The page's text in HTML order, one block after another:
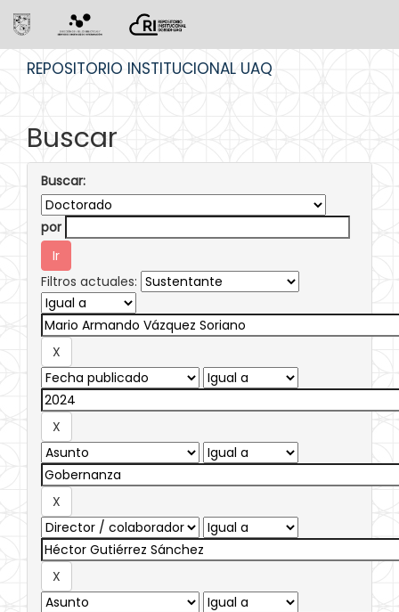
REPOSITORIO INSTITUCIONAL UAQ
Buscar
Buscar:
por
Filtros actuales: